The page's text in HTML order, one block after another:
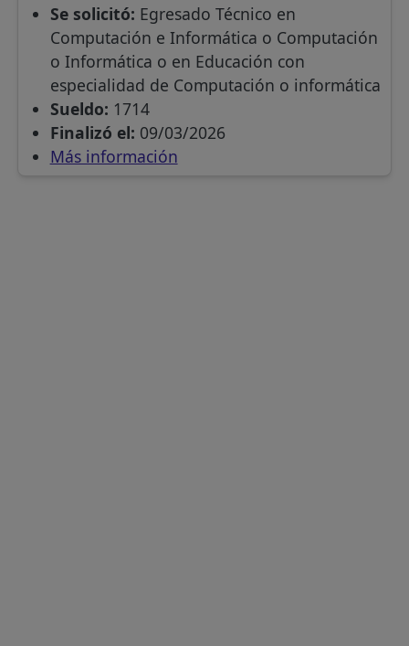
Se solicitó: Egresado Técnico en
Computación e Informática o Computación
o Informática o en Educación con
especialidad de Computación o informática
Sueldo: 1714
Finalizó el: 09/03/2026
Más información